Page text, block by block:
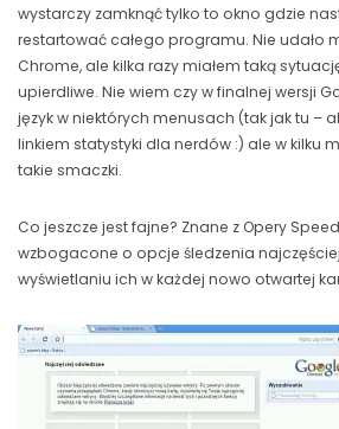
wystarczy zamknąć tylko to okno gdzie
restartować całego programu. Nie udało
Chrome, ale kilka razy miałem taką
upierdliwe. Nie wiem czy w finalnej wersji
język w niektórych menusach (tak jak tu –
linkiem statystyki dla nerdów :) ale w kilku
takie smaczki.
Co jeszcze jest fajne? Znane z Opery
wzbogacone o opcje śledzenia
wyświetlaniu ich w każdej nowo otwartej